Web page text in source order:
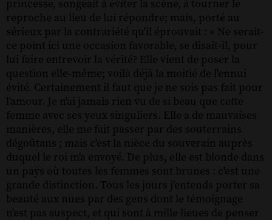
princesse, songeait à éviter la scène, à tourner le
reproche au lieu de lui répondre; mais, porté au
sérieux par la contrariété qu'il éprouvait : « Ne serait-
ce point ici une occasion favorable, se disait-il, pour
lui faire entrevoir la vérité? Elle vient de poser la
question elle-même; voilà déjà la moitié de l'ennui
évité. Certainement il faut que je ne sois pas fait pour
l'amour. Je n'ai jamais rien vu de si beau que cette
femme avec ses yeux singuliers. Elle a de mauvaises
manières, elle me fait passer par des souterrains
dégoûtans ; mais c'est la nièce du souverain auprès
duquel le roi m'a envoyé. De plus, elle est blonde dans
un pays où toutes les femmes sont brunes : c'est une
grande distinction. Tous les jours j'entends porter sa
beauté aux nues par des gens dont le témoignage
n'est pas suspect, et qui sont à mille lieues de penser